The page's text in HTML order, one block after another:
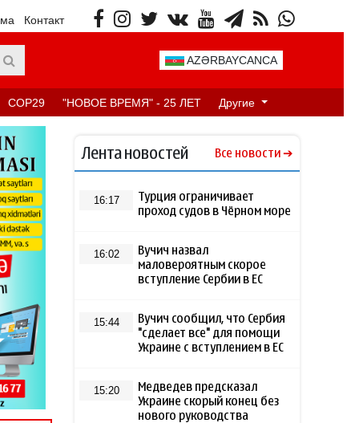
Контакт
AZƏRBAYCANCA
COP29 "НОВОЕ ВРЕМЯ" - 25 ЛЕТ Другие
Лента новостей Все новости
16:17
Турция ограничивает
проход судов в Чёрном море
16:02
Вучич назвал
маловероятным скорое
вступление Сербии в ЕС
15:44
Вучич сообщил, что Сербия
"сделает все" для помощи
Украине с вступлением в ЕС
15:20
Медведев предсказал
Украине скорый конец без
нового руководства